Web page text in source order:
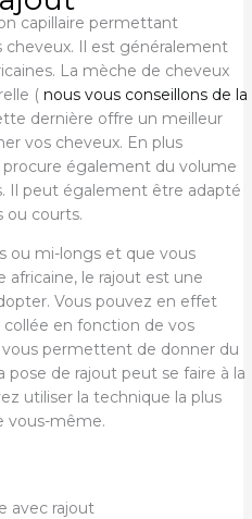
capillaire permettant
cheveux. Il est généralement
La mèche de cheveux
( nous vous conseillons de la
dernière offre un meilleur
vos cheveux. En plus
procure également du volume
Il peut également être adapté
ou courts.
ou mi-longs et que vous
africaine, le rajout est une
Vous pouvez en effet
en fonction de vos
vous permettent de donner du
pose de rajout peut se faire à la
utiliser la technique la plus
vous-même.
avec rajout